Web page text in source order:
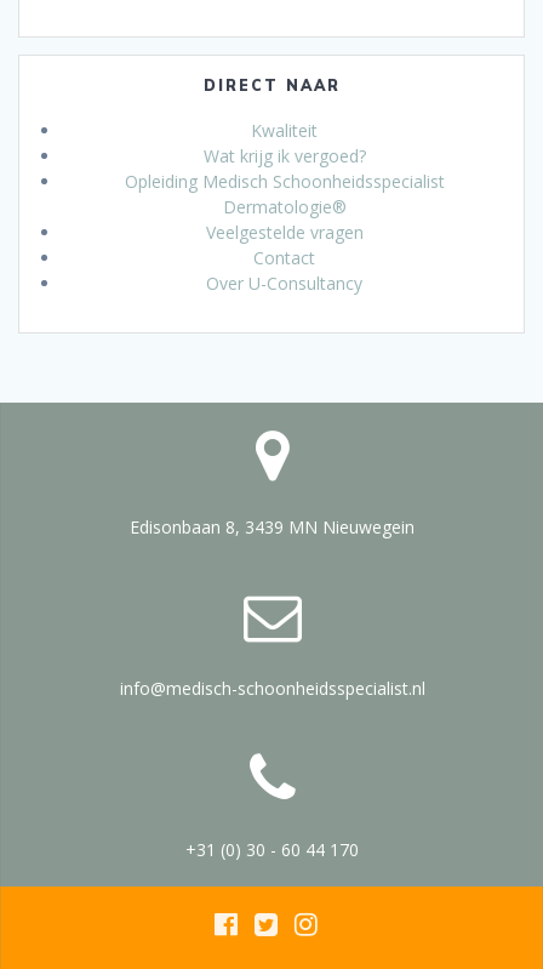
DIRECT NAAR
Kwaliteit
Wat krijg ik vergoed?
Opleiding Medisch Schoonheidsspecialist
Dermatologie®
Veelgestelde vragen
Contact
Over U-Consultancy
Edisonbaan 8, 3439 MN Nieuwegein
info@medisch-schoonheidsspecialist.nl
+31 (0) 30 - 60 44 170